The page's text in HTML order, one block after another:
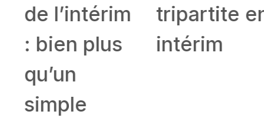
de l’intérim
: bien plus
qu’un
simple
tripartite en
intérim